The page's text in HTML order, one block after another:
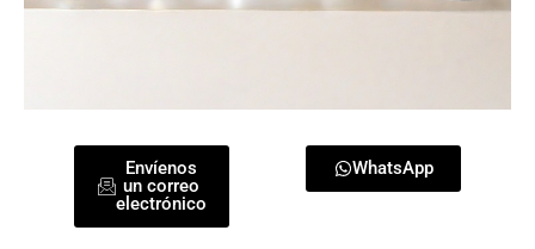
Envíenos
un correo
electrónico
WhatsApp